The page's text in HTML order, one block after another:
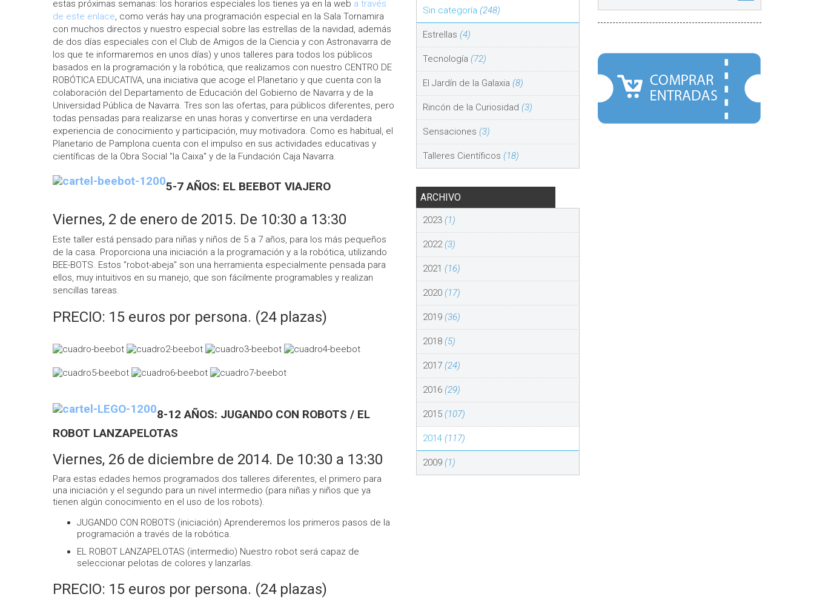
estas próximas semanas: los horarios especiales los tienes ya en la web a través
de este enlace, como verás hay una programación especial en la Sala Tornamira
con muchos directos y nuestro especial sobre las estrellas de la navidad, además
de dos días especiales con el Club de Amigos de la Ciencia y con Astronavarra de
los que te informaremos en unos días) y unos talleres para todos los públicos
basados en la programación y la robótica, que realizamos con nuestro CENTRO DE
ROBÓTICA EDUCATIVA, una iniciativa que acoge el Planetario y que cuenta con la
colaboración del Departamento de Educación del Gobierno de Navarra y de la
Universidad Pública de Navarra. Tres son las ofertas, para públicos diferentes, pero
todas pensadas para realizarse en unas horas y convertirse en una verdadera
experiencia de conocimiento y participación, muy motivadora. Como es habitual, el
Planetario de Pamplona cuenta con el impulso en sus actividades educativas y
científicas de la Obra Social "la Caixa" y de la Fundación Caja Navarra.
5-7 AÑOS: EL BEEBOT VIAJERO
Viernes, 2 de enero de 2015. De 10:30 a 13:30
Este taller está pensado para niñas y niños de 5 a 7 años, para los más pequeños
de la casa. Proporciona una iniciación a la programación y a la robótica, utilizando
BEE-BOTS. Estos "robot-abeja" son una herramienta especialmente pensada para
ellos, muy intuitivos en su manejo, que son fácilmente programables y realizan
sencillas tareas.
PRECIO: 15 euros por persona. (24 plazas)
8-12 AÑOS: JUGANDO CON ROBOTS / EL
ROBOT LANZAPELOTAS
Viernes, 26 de diciembre de 2014. De 10:30 a 13:30
Para estas edades hemos programados dos talleres diferentes, el primero para
una iniciación y el segundo para un nivel intermedio (para niñas y niños que ya
tienen algún conocimiento en el uso de los robots).
JUGANDO CON ROBOTS (iniciación) Aprenderemos los primeros pasos de la
programación a través de la robótica.
EL ROBOT LANZAPELOTAS (intermedio) Nuestro robot será capaz de
seleccionar pelotas de colores y lanzarlas.
PRECIO: 15 euros por persona. (24 plazas)
Sin categoría (248)
Estrellas (4)
Tecnología (72)
El Jardín de la Galaxia (8)
Rincón de la Curiosidad (3)
Sensaciones (3)
Talleres Científicos (18)
ARCHIVO
2023 (1)
2022(3)
2021 (16)
2020 (17)
2019 (36)
2018 (5)
2017 (24)
2016 (29)
2015 (107)
2014 (117)
2009 (1)